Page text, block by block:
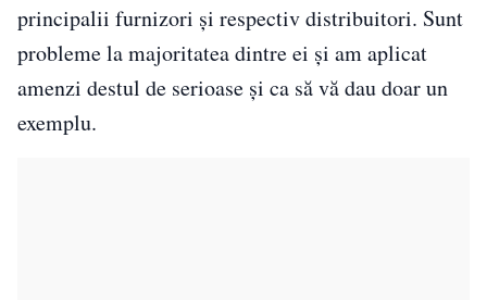
principalii furnizori şi respectiv distribuitori. Sunt
probleme la majoritatea dintre ei şi am aplicat
amenzi destul de serioase şi ca să vă dau doar un
exemplu.